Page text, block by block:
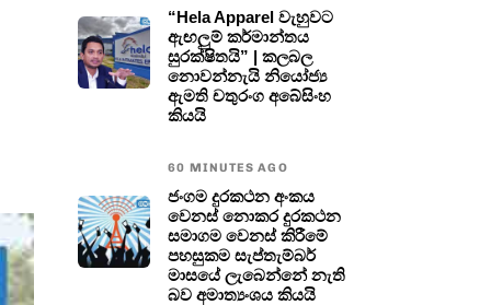
“Hela Apparel වැහුවට
ඇඟලුම් කර්මාන්තය
සුරක්ෂිතයි” | කලබල
නොවන්නැයි නියෝජ්‍ය
ඇමති චතුරංග අබේසිංහ
කියයි
60 MINUTES AGO
ජංගම දුරකථන අංකය
වෙනස් නොකර දුරකථන
සමාගම වෙනස් කිරීමේ
පහසුකම සැප්තැම්බර්
මාසයේ ලැබෙන්නේ නැති
බව අමාත්‍යංශය කියයි